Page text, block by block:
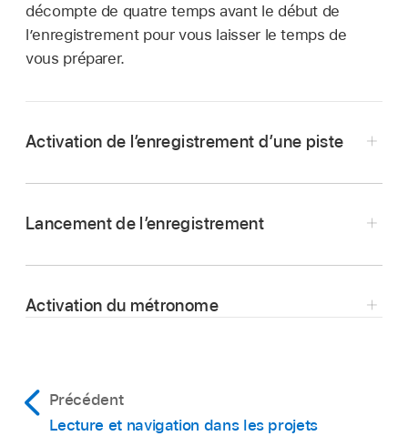
décompte de quatre temps avant le début de
l’enregistrement pour vous laisser le temps de
vous préparer.
Activation de l’enregistrement d’une piste
piste.
Lancement de l’enregistrement
Activation du métronome
Précédent
Lecture et navigation dans les projets